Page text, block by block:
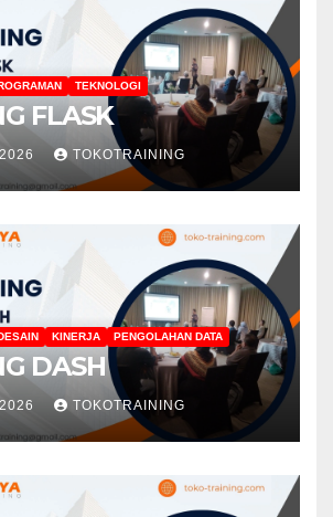
TEKNOLOGI
FLASK
TOKOTRAINING
KINERJA PENGOLAHAN DATA
DASH
TOKOTRAINING